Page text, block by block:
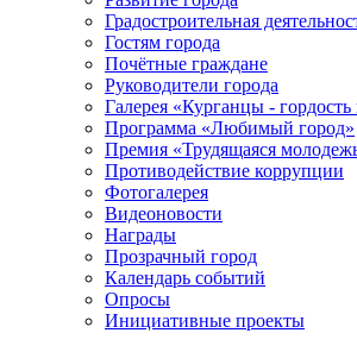
Градостроительная
Гостям города
Почётные граждане
Руководители города
Галерея «Курганцы - гордость
Программа «Любимый город»
Премия «Трудящаяся
Противодействие коррупции
Фотогалерея
Видеоновости
Награды
Прозрачный город
Календарь событий
Опросы
Инициативные проекты